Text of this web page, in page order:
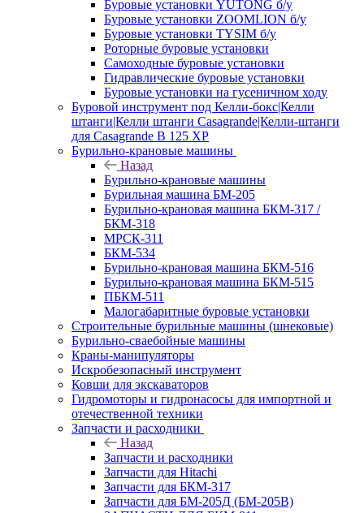
Буровые установки YUTONG б/у
Буровые установки ZOOMLION б/у
Буровые установки TYSIM б/у
Роторные буровые установки
Самоходные буровые установки
Гидравлические буровые установки
Буровые установки на гусеничном ходу
Буровой инструмент под Келли-бокс|Келли
штанги|Келли штанги Casagrande|Келли-штанги
для Casagrande B 125 XP
Бурильно-крановые машины
Назад
Бурильно-крановые машины
Бурильная машина БМ-205
Бурильно-крановая машина БКМ-317 /
БКМ-318
МРСК-311
БКМ-534
Бурильно-крановая машина БКМ-516
Бурильно-крановая машина БКМ-515
ПБКМ-511
Малогабаритные буровые установки
Строительные бурильные машины (шнековые)
Бурильно-сваебойные машины
Краны-манипуляторы
Искробезопасный инструмент
Ковши для экскаваторов
Гидромоторы и гидронасосы для импортной и
отечественной техники
Запчасти и расходники
Назад
Запчасти и расходники
Запчасти для Hitachi
Запчасти для БКМ-317
Запчасти для БМ-205Д (БМ-205В)